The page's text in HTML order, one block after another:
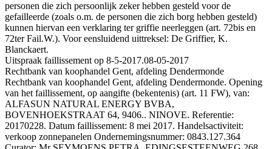
personen die zich persoonlijk zeker hebben gesteld voor de
gefailleerde (zoals o.m. de personen die zich borg hebben gesteld)
kunnen hiervan een verklaring ter griffie neerleggen (art. 72bis en
72ter Fail.W.). Voor eensluidend uittreksel: De Griffier, K.
Blanckaert.
Uitspraak faillissement op 8-5-2017.08-05-2017
Rechtbank van koophandel Gent, afdeling Dendermonde
Rechtbank van koophandel Gent, afdeling Dendermonde. Opening
van het faillissement, op aangifte (bekentenis) (art. 11 FW), van:
ALFASUN NATURAL ENERGY BVBA,
BOVENHOEKSTRAAT 64, 9406.. NINOVE. Referentie:
20170228. Datum faillissement: 8 mei 2017. Handelsactiviteit:
verkoop zonnepanelen Ondernemingsnummer: 0843.127.364